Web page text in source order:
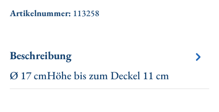
Artikelnummer: 113258
Beschreibung
Ø 17 cmHöhe bis zum Deckel 11 cm